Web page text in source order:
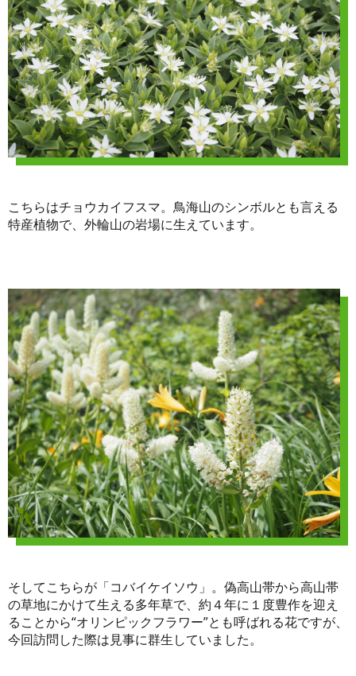
こちらはチョウカイフスマ。鳥海山のシンボルとも言える
特産植物で、外輪山の岩場に生えています。
そしてこちらが「コバイケイソウ」。偽高山帯から高山帯
の草地にかけて生える多年草で、約４年に１度豊作を迎え
ることから“オリンピックフラワー”とも呼ばれる花ですが、
今回訪問した際は見事に群生していました。